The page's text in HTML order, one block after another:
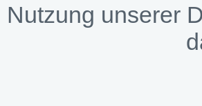
Nutzung unserer